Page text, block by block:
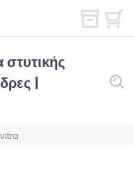
στυτικής
|